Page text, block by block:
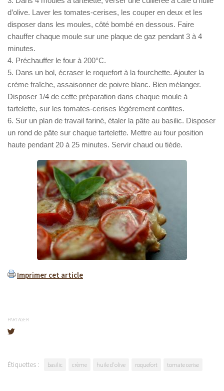
d’olive. Laver les tomates-cerises, les couper en deux et les
disposer dans les moules, côté bombé en dessous. Faire
chauffer chaque moule sur une plaque de gaz pendant 3 à 4
minutes.
4. Préchauffer le four à 200°C.
5. Dans un bol, écraser le roquefort à la fourchette. Ajouter la
crème fraîche, assaisonner de poivre blanc. Bien mélanger.
Disposer 1/4 de cette préparation dans chaque moule à
tartelette, sur les tomates-cerises légèrement confites.
6. Sur un plan de travail fariné, étaler la pâte au basilic. Disposer
un rond de pâte sur chaque tartelette. Mettre au four position
haute pendant 20 à 25 minutes. Servir chaud ou tiède.
Imprimer cet article
PARTAGER
Étiquettes : basilic crème huile d'olive roquefort tomate cerise